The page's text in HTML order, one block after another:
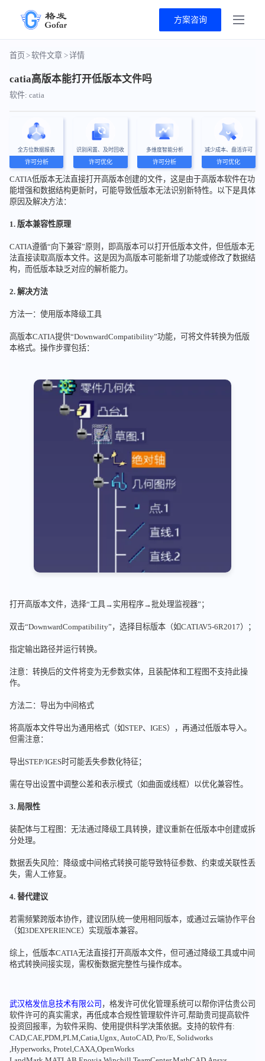
方案咨询
首页>软件文章 >详情
catia高版本能打开低版本文件吗
软件: catia
全方位数据报表
许可分析
识别闲置、及时回收
许可优化
多维度智能分析
许可分析
减少成本、盘活许可
许可优化
CATIA低版本无法直接打开高版本创建的文件，这是由于高版本软件在功
能增强和数据结构更新时，可能导致低版本无法识别新特性。以下是具体
原因及解决方法：
1. 版本兼容性原理
CATIA遵循“向下兼容”原则，即高版本可以打开低版本文件，但低版本无
法直接读取高版本文件。这是因为高版本可能新增了功能或修改了数据结
构，而低版本缺乏对应的解析能力。
2. 解决方法
方法一：使用版本降级工具
高版本CATIA提供“DownwardCompatibility”功能，可将文件转换为低版
本格式。操作步骤包括：
打开高版本文件，选择“工具→实用程序→批处理监视器”；
双击“DownwardCompatibility”，选择目标版本（如CATIAV5-6R2017）；
指定输出路径并运行转换。
注意：转换后的文件将变为无参数实体，且装配体和工程图不支持此操
作。
方法二：导出为中间格式
将高版本文件导出为通用格式（如STEP、IGES），再通过低版本导入。
但需注意：
导出STEP/IGES时可能丢失参数化特征；
需在导出设置中调整公差和表示模式（如曲面或线框）以优化兼容性。
3. 局限性
装配体与工程图：无法通过降级工具转换，建议重新在低版本中创建或拆
分处理。
数据丢失风险：降级或中间格式转换可能导致特征参数、约束或关联性丢
失，需人工修复。
4. 替代建议
若需频繁跨版本协作，建议团队统一使用相同版本，或通过云端协作平台
（如3DEXPERIENCE）实现版本兼容。
综上，低版本CATIA无法直接打开高版本文件，但可通过降级工具或中间
格式转换间接实现，需权衡数据完整性与操作成本。
武汉格发信息技术有限公司 ，格发许可优化管理系统可以帮你评估贵公司
软件许可的真实需求，再低成本合规性管理软件许可,帮助贵司提高软件
投资回报率，为软件采购、使用提供科学决策依据。支持的软件有:
CAD,CAE,PDM,PLM,Catia,Ugnx, AutoCAD, Pro/E, Solidworks
,Hyperworks, Protel,CAXA,OpenWorks